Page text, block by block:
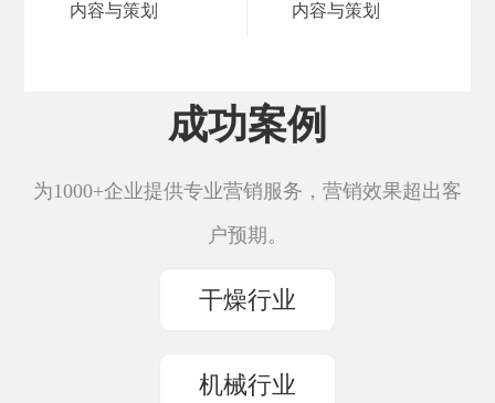
内容与策划
内容与策划
成功案例
为1000+企业提供专业营销服务，营销效果超出客
户预期。
干燥行业
机械行业